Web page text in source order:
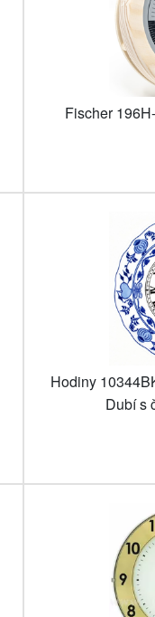
Fischer
Hodiny
Dubí s